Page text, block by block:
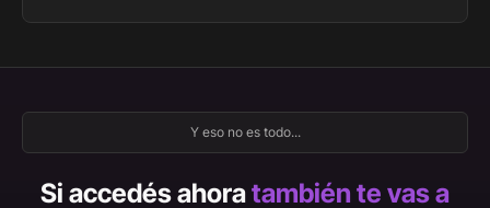
Y eso no es todo...
Si accedés ahoratambién te vas a